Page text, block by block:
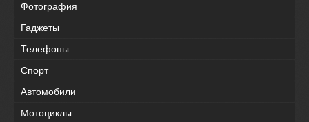
Фотография
Гаджеты
Телефоны
Спорт
Автомобили
Мотоциклы